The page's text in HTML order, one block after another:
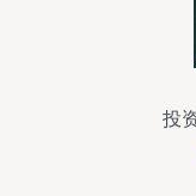
投